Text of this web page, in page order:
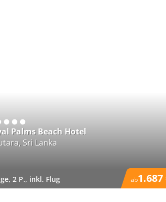
Palms Beach Hotel
Sri Lanka
ab1.687
2 P., inkl. Flug